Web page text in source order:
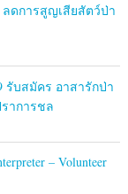
ดการสูญเสียสัตว์ป่า
รับสมัคร อาสารักป่า
าการชล
– Volunteer